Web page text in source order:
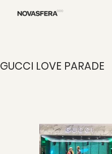
GUCCI LOVE PARADE